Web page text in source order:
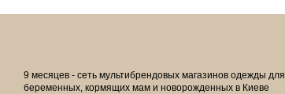
9 месяцев - сеть мультибрендовых магазинов одежды для
беременных, кормящих мам и новорожденных в Киеве